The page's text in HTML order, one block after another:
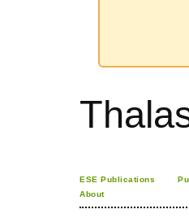
ESE Publications
About